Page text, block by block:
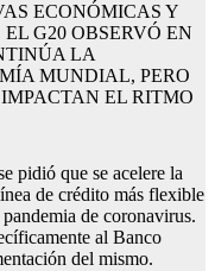
ECONÓMICAS Y
G20 OBSERVÓ EN
LA
MUNDIAL, PERO
EL RITMO
pidió que se acelere la
de crédito más flexible
de coronavirus.
al Banco
del mismo.